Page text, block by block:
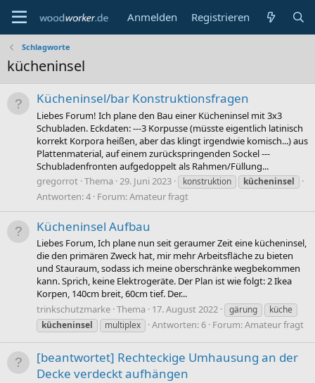
Anmelden Registrieren
Schlagworte
kücheninsel
Kücheninsel/bar Konstruktionsfragen
Liebes Forum! Ich plane den Bau einer Kücheninsel mit 3x3
Schubladen. Eckdaten: ---3 Korpusse (müsste eigentlich latinisch
korrekt Korpora heißen, aber das klingt irgendwie komisch...) aus
Plattenmaterial, auf einem zurückspringenden Sockel ---
Schubladenfronten aufgedoppelt als Rahmen/Füllung...
gregorrot Thema 29. Juni 2023 konstruktion kücheninsel
Antworten: 4 Forum:Amateur fragt
Kücheninsel Aufbau
Liebes Forum, Ich plane nun seit geraumer Zeit eine kücheninsel,
die den primären Zweck hat, mir mehr Arbeitsfläche zu bieten
und Stauraum, sodass ich meine oberschränke wegbekommen
kann. Sprich, keine Elektrogeräte. Der Plan ist wie folgt: 2 Ikea
Korpen, 140cm breit, 60cm tief. Der...
trinkschutzmarke Thema 17. August 2022 gärung
küche
kücheninsel
multiplex Antworten: 6 Forum:Amateur fragt
[beantwortet] Rechteckige Umhausung an der
Decke verdeckt aufhängen